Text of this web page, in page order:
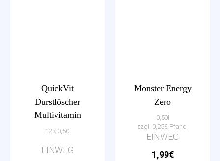
QuickVit
Durstlöscher
Multivitamin
12 x 0,50l
EINWEG
Monster Energy
Zero
0,50l
zzgl. 0,25€ Pfand
EINWEG
1,99€